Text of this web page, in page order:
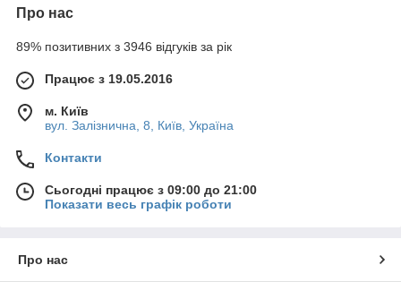
Про нас
89% позитивних з 3946 відгуків за рік
Працює з 19.05.2016
м. Київ
вул. Залізнична, 8, Київ, Україна
Контакти
Сьогодні працює з 09:00 до 21:00
Показати весь графік роботи
Про нас